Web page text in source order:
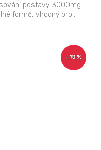
postavy. 3000mg
formě, vhodný pro...
59 Kč
–10 %